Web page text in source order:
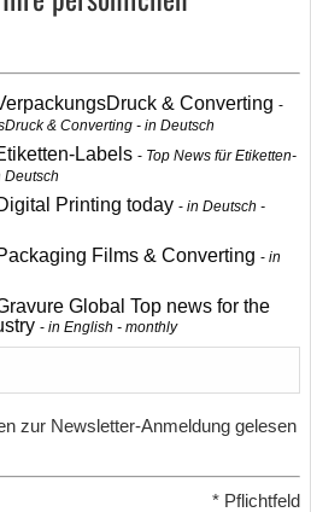
& Converting
& Converting - in Deutsch
Labels
Top News für Etiketten-
Deutsch
Printing today
in Deutsch -
Films & Converting
in
Global Top news for the
in English - monthly
zur Newsletter-Anmeldung gelesen
* Pflichtfeld